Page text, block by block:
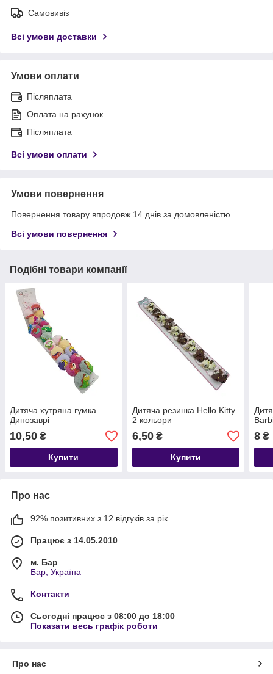
Самовивіз
Всі умови доставки
Умови оплати
Післяплата
Оплата на рахунок
Післяплата
Всі умови оплати
Умови повернення
Повернення товару впродовж 14 днів за домовленістю
Всі умови повернення
Подібні товари компанії
Дитяча хутряна гумка
Динозаврі
10,50 ₴
Купити
Дитяча резинка Hello Kitty
2 кольори
6,50₴
Купити
8 ₴
Про нас
92% позитивних з 12 відгуків за рік
Працює з 14.05.2010
м. Бар
Бар, Україна
Контакти
Сьогодні працює з 08:00 до 18:00
Показати весь графік роботи
Про нас